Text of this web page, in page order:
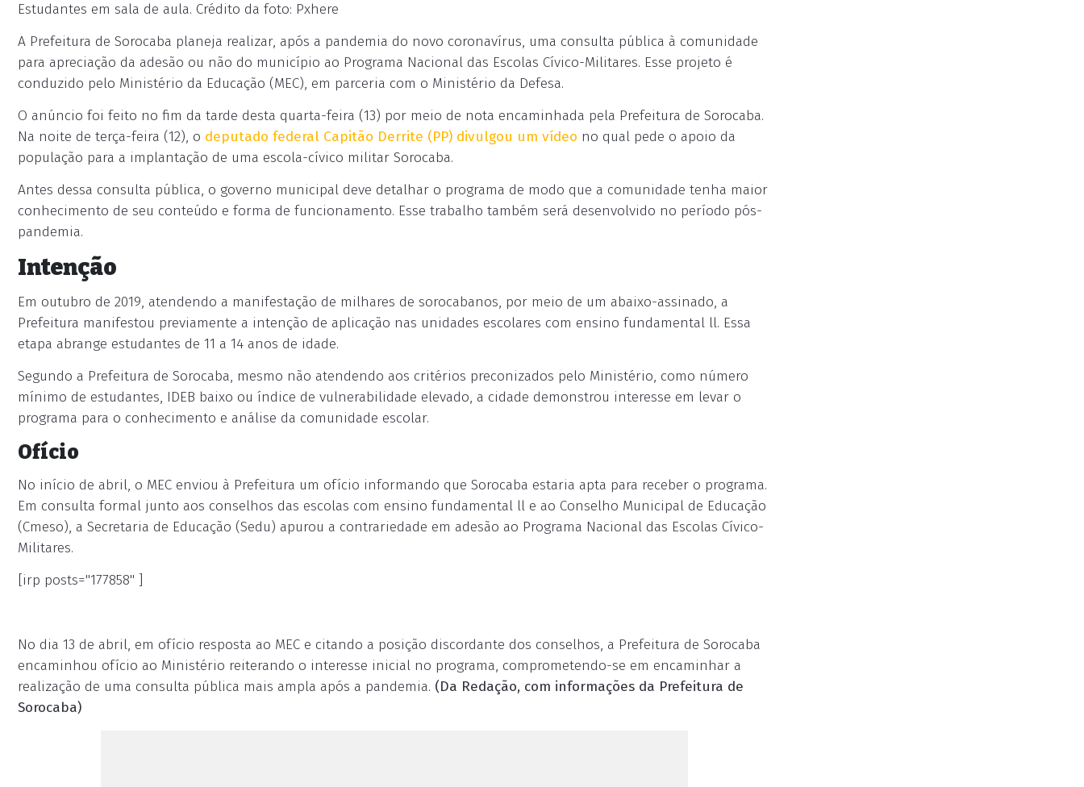
Estudantes em sala de aula. Crédito da foto: Pxhere
A Prefeitura de Sorocaba planeja realizar, após a pandemia do novo coronavírus, uma consulta pública à comunidade
para apreciação da adesão ou não do município ao Programa Nacional das Escolas Cívico-Militares. Esse projeto é
conduzido pelo Ministério da Educação (MEC), em parceria com o Ministério da Defesa.
O anúncio foi feito no fim da tarde desta quarta-feira (13) por meio de nota encaminhada pela Prefeitura de Sorocaba.
Na noite de terça-feira (12), o deputado federal Capitão Derrite (PP) divulgou um vídeo no qual pede o apoio da
população para a implantação de uma escola-cívico militar Sorocaba.
Antes dessa consulta pública, o governo municipal deve detalhar o programa de modo que a comunidade tenha maior
conhecimento de seu conteúdo e forma de funcionamento. Esse trabalho também será desenvolvido no período pós-
pandemia.
Intenção
Em outubro de 2019, atendendo a manifestação de milhares de sorocabanos, por meio de um abaixo-assinado, a
Prefeitura manifestou previamente a intenção de aplicação nas unidades escolares com ensino fundamental ll. Essa
etapa abrange estudantes de 11 a 14 anos de idade.
Segundo a Prefeitura de Sorocaba, mesmo não atendendo aos critérios preconizados pelo Ministério, como número
mínimo de estudantes, IDEB baixo ou índice de vulnerabilidade elevado, a cidade demonstrou interesse em levar o
programa para o conhecimento e análise da comunidade escolar.
Ofício
No início de abril, o MEC enviou à Prefeitura um ofício informando que Sorocaba estaria apta para receber o programa.
Em consulta formal junto aos conselhos das escolas com ensino fundamental ll e ao Conselho Municipal de Educação
(Cmeso), a Secretaria de Educação (Sedu) apurou a contrariedade em adesão ao Programa Nacional das Escolas Cívico-
Militares.
[irp posts="177858" ]
No dia 13 de abril, em ofício resposta ao MEC e citando a posição discordante dos conselhos, a Prefeitura de Sorocaba
encaminhou ofício ao Ministério reiterando o interesse inicial no programa, comprometendo-se em encaminhar a
realização de uma consulta pública mais ampla após a pandemia. (Da Redação, com informações da Prefeitura de
Sorocaba)